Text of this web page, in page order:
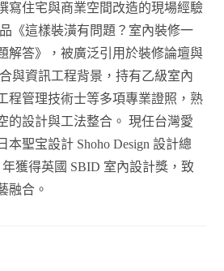
寫住宅與商業空間改造的現場經驗
《這樣裝潢有問題？室內裝修一
解答》，被廣泛引用於裝修論壇與
與資訊工程背景，持有乙級室內
程管理技術士等多項專業證照，熟
的設計與工法整合。 現任台灣愛
聖宝設計 Shoho Design 設計總
獲得英國 SBID 室內設計獎，致
融合。